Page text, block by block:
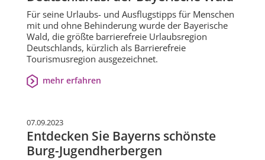
Für seine Urlaubs- und Ausflugstipps für Menschen
mit und ohne Behinderung wurde der Bayerische
Wald, die größte barrierefreie Urlaubsregion
Deutschlands, kürzlich als Barrierefreie
Tourismusregion ausgezeichnet.
mehr erfahren
07.09.2023
Entdecken Sie Bayerns schönste
Burg-Jugendherbergen